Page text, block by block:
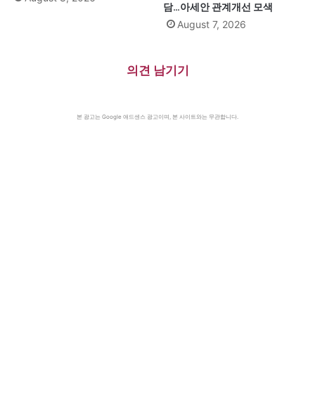
담…아세안 관계개선 모색
August 7, 2026
의견 남기기
본 광고는 Google 애드센스 광고이며, 본 사이트와는 무관합니다.